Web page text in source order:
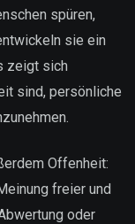
spüren,
sie ein
zeigt sich
sind, persönliche
Offenheit:
freier und
oder